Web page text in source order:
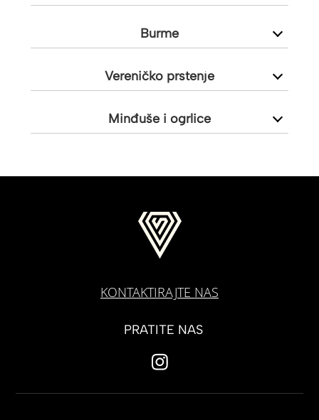
Burme
Vereničko prstenje
Minđuše i ogrlice
KONTAKTIRAJTE NAS
PRATITE NAS